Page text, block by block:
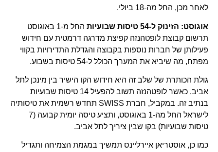
לאחר מכן, החל מה-18 ביולי.
אוגוסט: הזינוק ל-54 טיסות שבועיות
החל מ-1 באוגוסט
תרשום קבוצת לופטהנזה קפיצת מדרגה דרמטית עם חידוש
פעילותן של חברות נוספות בקבוצה והגדלת התדירויות בקווי
מפתח, מה שיביא את המערך הכולל ל-54 טיסות בשבוע.
גולת הכותרת של שלב זה היא חידוש הקו הישיר בין מינכן לתל
אביב, כאשר לופטהנזה תשוב להפעיל 14 טיסות שבועיות
בנתיב זה. במקביל, חברת SWISS תחדש רשמית את טיסותיה
לישראל החל מה-1 באוגוסט, ותציע טיסה יומית קבועה (7
טיסות שבועיות) בקו שבין ציריך לתל אביב.
כמו כן, אוסטריאן איירליינס תמשיך במגמת הצמיחה ותגדיל